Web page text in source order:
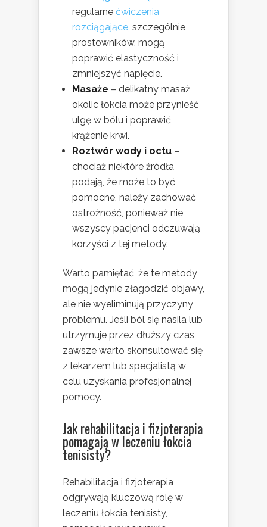
regularne ćwiczenia
rozciągające, szczególnie
prostowników, mogą
poprawić elastyczność i
zmniejszyć napięcie.
Masaże – delikatny masaż
okolic łokcia może przynieść
ulgę w bólu i poprawić
krążenie krwi.
Roztwór wody i octu –
chociaż niektóre źródła
podają, że może to być
pomocne, należy zachować
ostrożność, ponieważ nie
wszyscy pacjenci odczuwają
korzyści z tej metody.
Warto pamiętać, że te metody
mogą jedynie złagodzić objawy,
ale nie wyeliminują przyczyny
problemu. Jeśli ból się nasila lub
utrzymuje przez dłuższy czas,
zawsze warto skonsultować się
z lekarzem lub specjalistą w
celu uzyskania profesjonalnej
pomocy.
Jak rehabilitacja i fizjoterapia
pomagają w leczeniu łokcia
tenisisty?
Rehabilitacja i fizjoterapia
odgrywają kluczową rolę w
leczeniu łokcia tenisisty,